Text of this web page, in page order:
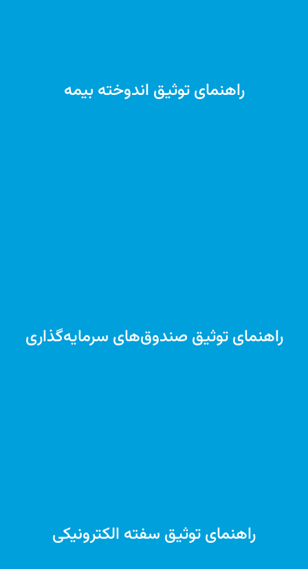
راهنمای توثیق اندوخته بیمه
راهنمای توثیق صندوق‌های سرمایه‌گذاری
راهنمای توثیق سفته الکترونیکی